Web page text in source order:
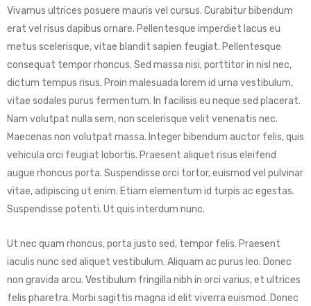
Vivamus ultrices posuere mauris vel cursus. Curabitur bibendum
erat vel risus dapibus ornare. Pellentesque imperdiet lacus eu
metus scelerisque, vitae blandit sapien feugiat. Pellentesque
consequat tempor rhoncus. Sed massa nisi, porttitor in nisl nec,
dictum tempus risus. Proin malesuada lorem id urna vestibulum,
vitae sodales purus fermentum. In facilisis eu neque sed placerat.
Nam volutpat nulla sem, non scelerisque velit venenatis nec.
Maecenas non volutpat massa. Integer bibendum auctor felis, quis
vehicula orci feugiat lobortis. Praesent aliquet risus eleifend
augue rhoncus porta. Suspendisse orci tortor, euismod vel pulvinar
vitae, adipiscing ut enim. Etiam elementum id turpis ac egestas.
Suspendisse potenti. Ut quis interdum nunc.
Ut nec quam rhoncus, porta justo sed, tempor felis. Praesent
iaculis nunc sed aliquet vestibulum. Aliquam ac purus leo. Donec
non gravida arcu. Vestibulum fringilla nibh in orci varius, et ultrices
felis pharetra. Morbi sagittis magna id elit viverra euismod. Donec